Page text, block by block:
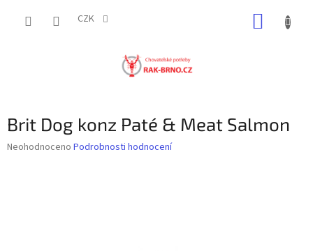
CZK
Brit Dog konz Paté & Meat Salmon
Průměrné
Neohodnoceno Podrobnosti hodnocení